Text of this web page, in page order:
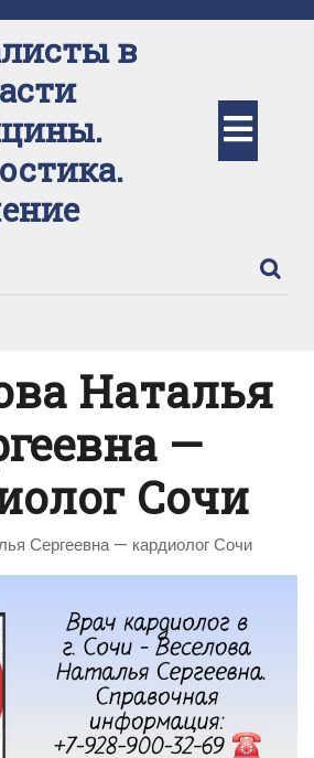
в
Наталья
—
Сочи
Сергеевна — кардиолог Сочи